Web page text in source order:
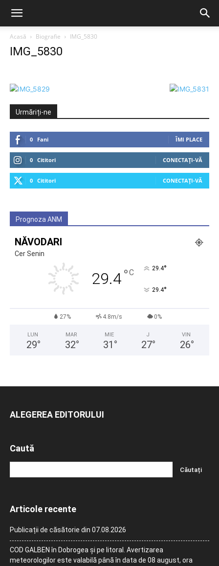
Acasă Biografie IMG_5830
IMG_5830
Urmăriți-ne
0 Fani ÎMI PLACE
0 Cititori CONECTAȚI-VĂ
0 Cititori CONECTAȚI-VĂ
Prognoza ANM
NĂVODARI
Cer Senin
29.4°C 29.4°
29.4°
27% 4.8m/s 0%
LUN
29°
MAR
32°
MIE
31 °
J
27°
VIN
26°
ALEGEREA EDITORULUI
Caută
Articole recente
Publicații de căsătorie din 07.08.2026
COD GALBEN în Dobrogea și pe litoral. Avertizarea
meteorologilor este valabilă până în data de 08 august, ora